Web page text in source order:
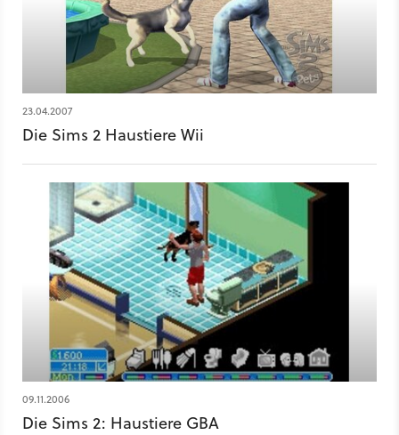
23.04.2007
Die Sims 2 Haustiere Wii
09.11.2006
Die Sims 2: Haustiere GBA